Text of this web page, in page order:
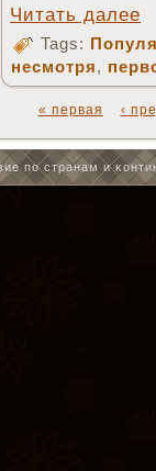
Читать далее
Tags:
несмотря,
« первая ‹
по странам и